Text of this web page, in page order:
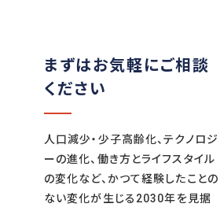
まずはお気軽にご相談
ください
人口減少・少子高齢化、テクノロジ
ーの進化、働き方とライフスタイル
の変化など、かつて経験したことの
ない変化が生じる2030年を見据